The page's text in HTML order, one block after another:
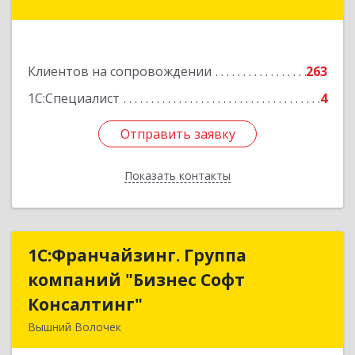
Клиентов на сопровождении
263
1С:Специалист
4
Отправить заявку
Показать контакты
Отправить заявку
Назад
1С:Франчайзинг. Группа
компаний "Бизнес Софт
Консалтинг"
Вышний Волочек
1С:Франчайзинг. Группа
компаний "Бизнес Софт